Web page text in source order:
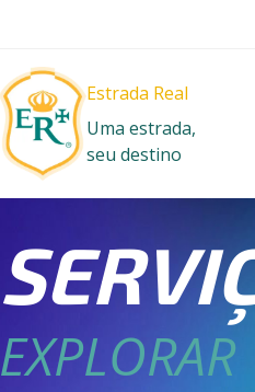
Estrada Real
Uma estrada,
seu destino
EXPLORAR